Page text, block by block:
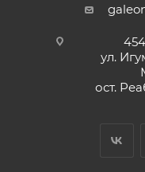
ул.
ост.